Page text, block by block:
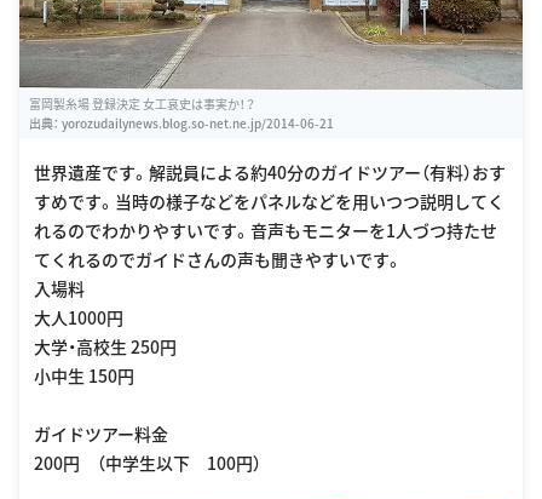
富岡製糸場 登録決定 女工哀史は事実か！？
出典： yorozudailynews.blog.so-net.ne.jp/2014-06-21
世界遺産です。解説員による約40分のガイドツアー（有料）おす
すめです。当時の様子などをパネルなどを用いつつ説明してく
れるのでわかりやすいです。音声もモニターを1人づつ持たせ
てくれるのでガイドさんの声も聞きやすいです。
入場料
大人1000円
大学・高校生 250円
小中生 150円
ガイドツアー料金
200円 （中学生以下 100円）